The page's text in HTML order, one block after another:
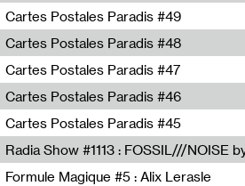
Zoé Leroux
Cartes Postales Paradis #49
Aurore Portales
Cartes Postales Paradis #48
Mathias Dupaquier
Cartes Postales Paradis #47
Raymond Engramer
Cartes Postales Paradis #46
Sarah Banville
Cartes Postales Paradis #45
Mateo Cuin
Wave Farm
Formule Magique #5 : Alix Lerasle